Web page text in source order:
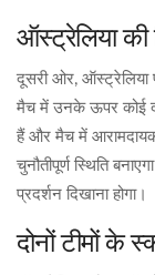
ऑस्ट्रेलिया की
दूसरी ओर, ऑस्ट्रेलिया
मैच में उनके ऊपर कोई
हैं और मैच में
चुनौतीपूर्ण स्थिति
प्रदर्शन दिखाना होगा।
दोनों टीमों के